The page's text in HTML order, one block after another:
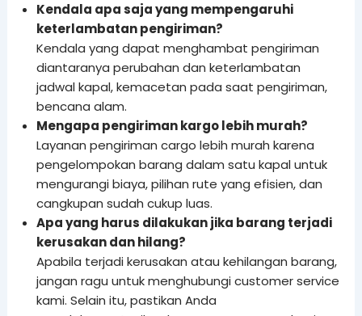
Kendala apa saja yang mempengaruhi
keterlambatan pengiriman?
Kendala yang dapat menghambat pengiriman
diantaranya perubahan dan keterlambatan
jadwal kapal, kemacetan pada saat pengiriman,
bencana alam.
Mengapa pengiriman kargo lebih murah?
Layanan pengiriman cargo lebih murah karena
pengelompokan barang dalam satu kapal untuk
mengurangi biaya, pilihan rute yang efisien, dan
cangkupan sudah cukup luas.
Apa yang harus dilakukan jika barang terjadi
kerusakan dan hilang?
Apabila terjadi kerusakan atau kehilangan barang,
jangan ragu untuk menghubungi customer service
kami. Selain itu, pastikan Anda